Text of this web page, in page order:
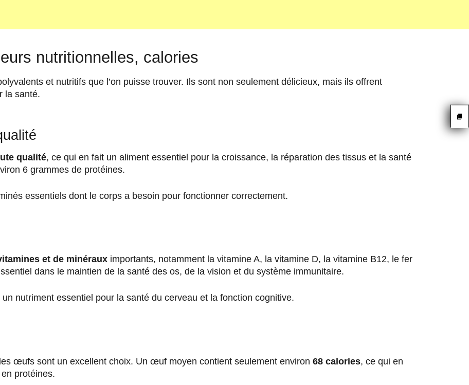
nutritionnelles, calories
et nutritifs que l’on puisse trouver. Ils sont non seulement délicieux, mais ils offrent
la santé.
qualité, ce qui en fait un aliment essentiel pour la croissance, la réparation des tissus et la santé
6 grammes de protéines.
essentiels dont le corps a besoin pour fonctionner correctement.
et de minéraux importants, notamment la vitamine A, la vitamine D, la vitamine B12, le fer
dans le maintien de la santé des os, de la vision et du système immunitaire.
un nutriment essentiel pour la santé du cerveau et la fonction cognitive.
œufs sont un excellent choix. Un œuf moyen contient seulement environ 68 calories, ce qui en
protéines.